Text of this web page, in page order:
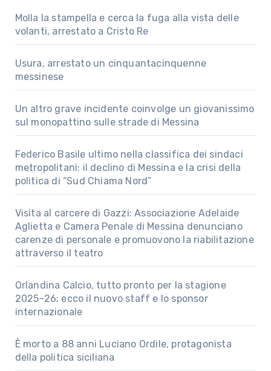
Molla la stampella e cerca la fuga alla vista delle
volanti, arrestato a Cristo Re
Usura, arrestato un cinquantacinquenne
messinese
Un altro grave incidente coinvolge un giovanissimo
sul monopattino sulle strade di Messina
Federico Basile ultimo nella classifica dei sindaci
metropolitani: il declino di Messina e la crisi della
politica di “Sud Chiama Nord”
Visita al carcere di Gazzi: Associazione Adelaide
Aglietta e Camera Penale di Messina denunciano
carenze di personale e promuovono la riabilitazione
attraverso il teatro
Orlandina Calcio, tutto pronto per la stagione
2025–26: ecco il nuovo staff e lo sponsor
internazionale
È morto a 88 anni Luciano Ordile, protagonista
della politica siciliana